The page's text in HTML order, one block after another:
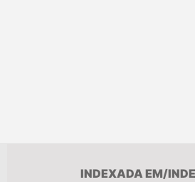
INDEXADA EM/